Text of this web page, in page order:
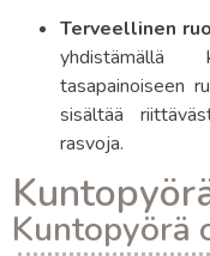
Terveellinen
yhdistämällä
tasapainoiseen
sisältää
rasvoja.
Kuntopyörä